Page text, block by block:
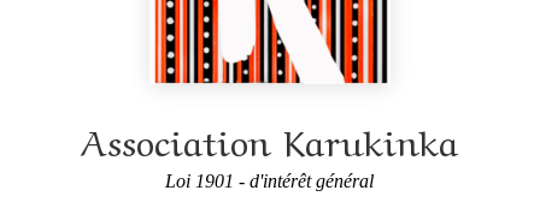
Association Karukinka
Loi 1901 - d'intérêt général